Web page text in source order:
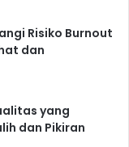
Risiko Burnout
dan
yang
dan Pikiran